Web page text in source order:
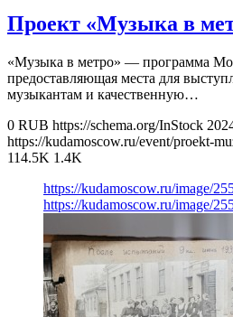
Проект «Музыка в
«Музыка в метро» — программа
предоставляющая места для
музыкантам и качественную…
0 RUB https://schema.org/InStock
https://kudamoscow.ru/event/proekt-
114.5K 1.4K
https://kudamoscow.ru/image/
https://kudamoscow.ru/image/